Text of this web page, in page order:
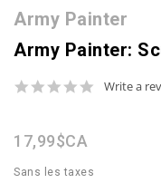
Army Painter
Army Painter:
0.0
Write a
17,99$CA
Sans les taxes